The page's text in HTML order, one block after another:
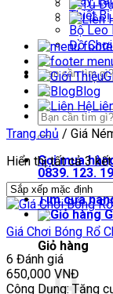
Thiết Bị
Bộ Leo
Đồ
Tìm
kiếm:
Tìm
kiếm:
Gọi mua
0839. 123.
Tìm cửa
Giỏ hàng
Blog
Trang chủ / Giá
Hiển thị tất cả 3
Giá Chơi Bóng Rổ
6 Đánh giá
650,000 VNĐ
Công Dụng: Tăng